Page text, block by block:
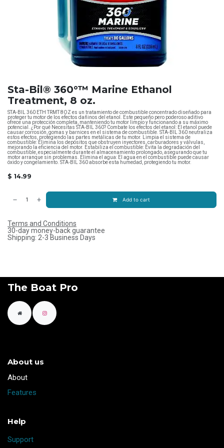
Sta-Bil® 360°™ Marine Ethanol
Treatment, 8 oz.
STA-BIL 360 ETH TRMT 8OZ es un tratamiento de combustible concentrado diseñado para
proteger tu motor de los efectos dañinos del etanol. Este pequeño pero poderoso aditivo
ofrece una protección completa, manteniendo tu motor limpio y funcionando a su máximo
potencial. ¿Por qué Necesitas STA-BIL 360? Combate los efectos del etanol: El etanol puede
causar corrosión, gomas y barnices en el sistema de combustible. STA-BIL 360 neutraliza
estos efectos, protegiendo las partes metálicas de tu motor. Limpia el sistema de
combustible: Elimina los depósitos que obstruyen inyectores, carburadores y válvulas,
mejorando la eficiencia del motor. Estabiliza el combustible: Evita la degradación del
combustible, especialmente durante el almacenamiento prolongado, asegurando que tu
motor arranque sin problemas. Elimina el agua: El agua en el combustible puede causar
óxido y congelamiento. STA-BIL 360 absorbe esta humedad, protegiendo tu motor.
$ 14.99
Add to cart
Terms and Conditions
30-day money-back guarantee
Shipping: 2-3 Business Days
The Boat Pro
About us
​About
Features
Help
Support